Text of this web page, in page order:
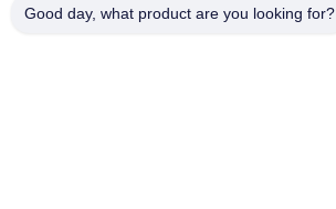
Наш адрес
Good day, what product are you looking for?